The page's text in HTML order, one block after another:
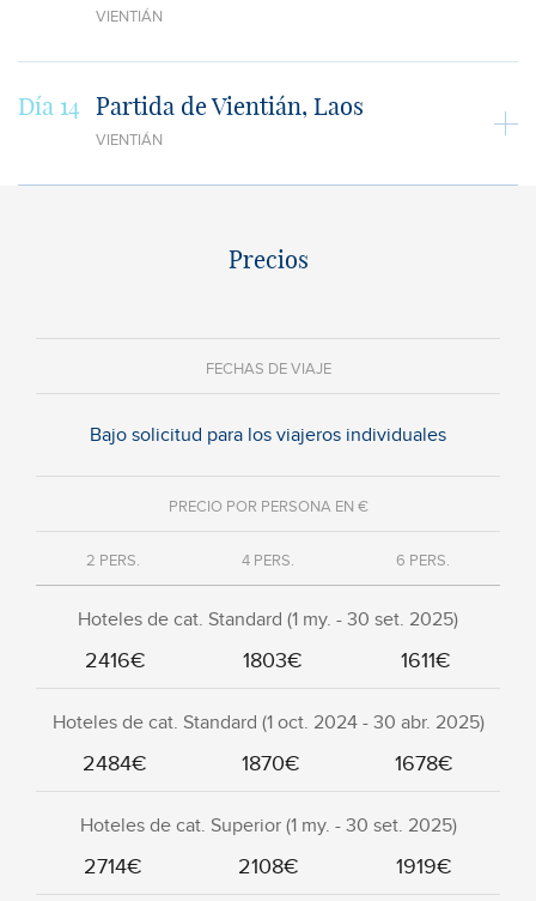
VIENTIÁN
Día 14 Partida de Vientián, Laos
VIENTIÁN
Precios
FECHAS DE VIAJE
Bajo solicitud para los viajeros individuales
PRECIO POR PERSONA EN €
2 PERS. 4 PERS. 6 PERS.
Hoteles de cat. Standard (1 my. - 30 set. 2025)
2416€ 1803€ 1611€
Hoteles de cat. Standard (1 oct. 2024 - 30 abr. 2025)
2484€ 1870€ 1678€
Hoteles de cat. Superior (1 my. - 30 set. 2025)
2714€ 2108€ 1919€